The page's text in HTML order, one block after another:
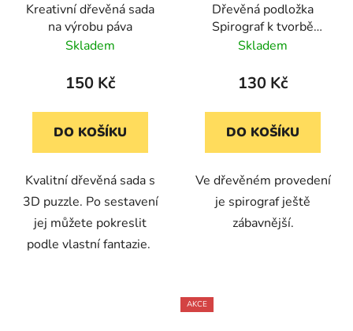
Kreativní dřevěná sada
na výrobu páva
Skladem
150 Kč
DO KOŠÍKU
Kvalitní dřevěná sada s
3D puzzle. Po sestavení
jej můžete pokreslit
podle vlastní fantazie.
Dřevěná podložka
Spirograf k tvorbě
geometrických spirál
Skladem
130 Kč
DO KOŠÍKU
Ve dřevěném provedení
je spirograf ještě
zábavnější.
AKCE